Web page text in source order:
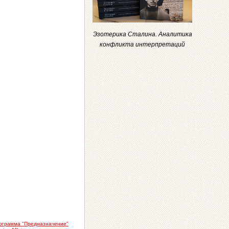
"Предназначение"
Эзотерика Сталина. Аналитика
конфликта интерпретаций